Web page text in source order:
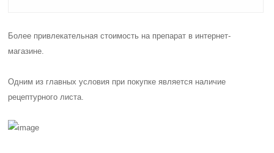
Более привлекательная стоимость на препарат в интернет-
магазине.
Одним из главных условия при покупке является наличие
рецептурного листа.